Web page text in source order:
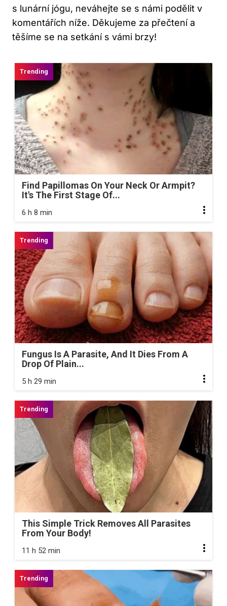
s lunární jógu, neváhejte se s⁤ námi⁤ podělit v
komentářích níže. ‍Děkujeme za⁣ přečtení ‍a
těšíme se na ‌setkání s vámi brzy!
Find Papillomas On Your Neck Or Armpit?
It's The First Stage Of...
6 h 8 min
Fungus Is A Parasite, And It Dies From A
Drop Of Plain...
5 h 29 min
This Simple Trick Removes All Parasites
From Your Body!
11 h 52 min